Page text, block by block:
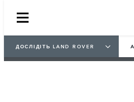
ДОСЛІДІТЬ LAND ROVER